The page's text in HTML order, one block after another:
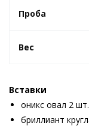
Проба
Вес
Вставки
оникс овал 2
бриллиант